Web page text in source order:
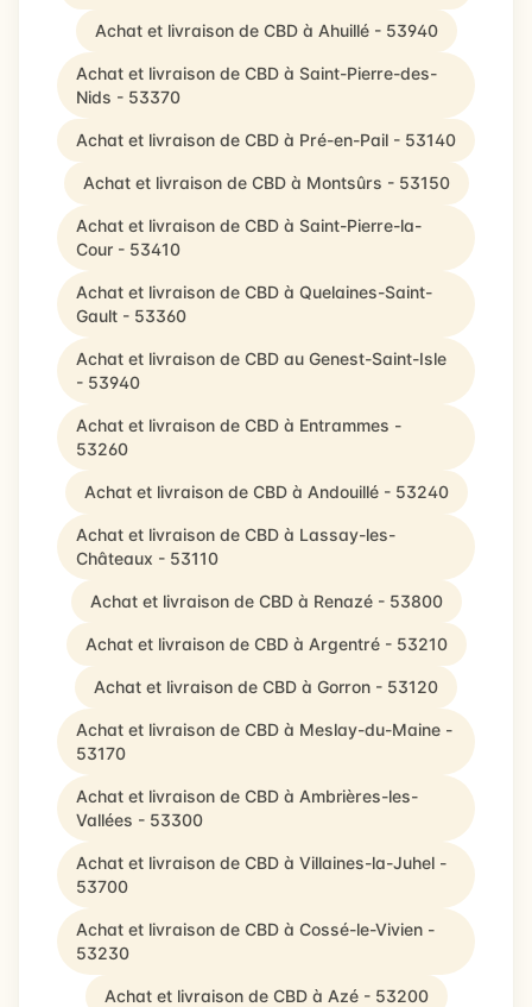
Achat et livraison de CBD à Ahuillé - 53940
Achat et livraison de CBD à Saint-Pierre-des-
Nids - 53370
Achat et livraison de CBD à Pré-en-Pail - 53140
Achat et livraison de CBD à Montsûrs - 53150
Achat et livraison de CBD à Saint-Pierre-la-
Cour - 53410
Achat et livraison de CBD à Quelaines-Saint-
Gault - 53360
Achat et livraison de CBD au Genest-Saint-Isle
- 53940
Achat et livraison de CBD à Entrammes -
53260
Achat et livraison de CBD à Andouillé - 53240
Achat et livraison de CBD à Lassay-les-
Châteaux - 53110
Achat et livraison de CBD à Renazé - 53800
Achat et livraison de CBD à Argentré - 53210
Achat et livraison de CBD à Gorron - 53120
Achat et livraison de CBD à Meslay-du-Maine -
53170
Achat et livraison de CBD à Ambrières-les-
Vallées - 53300
Achat et livraison de CBD à Villaines-la-Juhel -
53700
Achat et livraison de CBD à Cossé-le-Vivien -
53230
Achat et livraison de CBD à Azé - 53200